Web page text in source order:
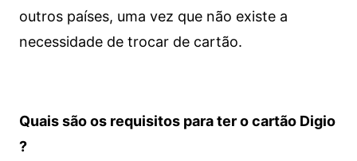
outros países, uma vez que não existe a
necessidade de trocar de cartão.
Quais são os requisitos para ter o cartão Digio
?